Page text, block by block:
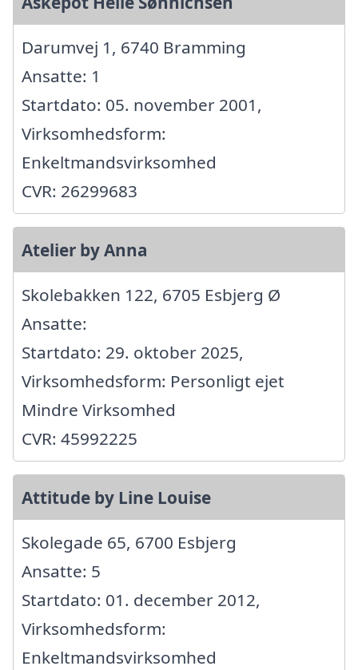
Darumvej 1, 6740 Bramming
Ansatte: 1
Startdato: 05. november 2001,
Virksomhedsform:
Enkeltmandsvirksomhed
CVR: 26299683
Atelier by Anna
Skolebakken 122, 6705 Esbjerg Ø
Ansatte:
Startdato: 29. oktober 2025,
Virksomhedsform: Personligt ejet
Mindre Virksomhed
CVR: 45992225
Attitude by Line Louise
Skolegade 65, 6700 Esbjerg
Ansatte: 5
Startdato: 01. december 2012,
Virksomhedsform:
Enkeltmandsvirksomhed